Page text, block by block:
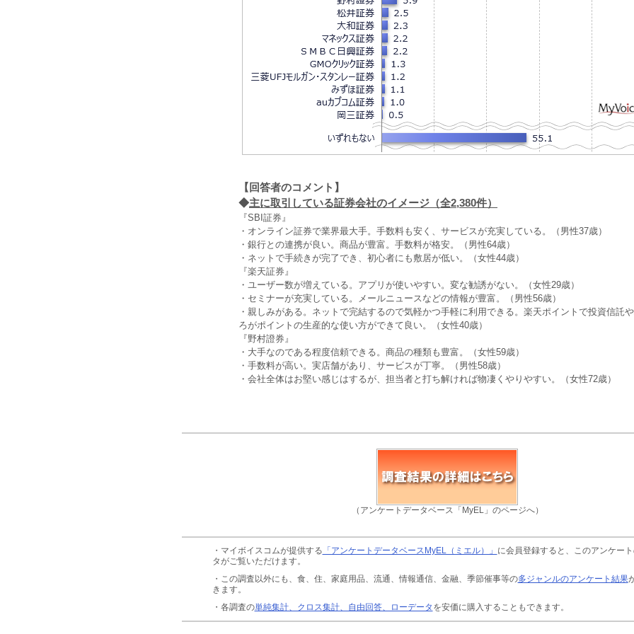
【回答者のコメント】
◆主に取引している証券会社のイメージ（全2,380件）
『SBI証券』
・オンライン証券で業界最大手。手数料も安く、サービスが充実している。（男性37歳）
・銀行との連携が良い。商品が豊富。手数料が格安。（男性64歳）
・ネットで手続きが完了でき、初心者にも敷居が低い。（女性44歳）
『楽天証券』
・ユーザー数が増えている。アプリが使いやすい。変な勧誘がない。（女性29歳）
・セミナーが充実している。メールニュースなどの情報が豊富。（男性56歳）
・親しみがある。ネットで完結するので気軽かつ手軽に利用できる。楽天ポイントで投資信託
ろがポイントの生産的な使い方ができて良い。（女性40歳）
『野村證券』
・大手なのである程度信頼できる。商品の種類も豊富。（女性59歳）
・手数料が高い。実店舗があり、サービスが丁寧。（男性58歳）
・会社全体はお堅い感じはするが、担当者と打ち解ければ物凄くやりやすい。（女性72歳）
（アンケートデータベース「MyEL」のページへ）
・マイボイスコムが提供する 「アンケートデータベースMyEL（ミエル）」 に会員登録すると、このアンケー
タがご覧いただけます。
・この調査以外にも、食、住、家庭用品、流通、情報通信、金融、季節催事等の多ジャンルのアンケート結果
きます。
・各調査の単純集計、クロス集計、自由回答、ローデータ を安価に購入することもできます。